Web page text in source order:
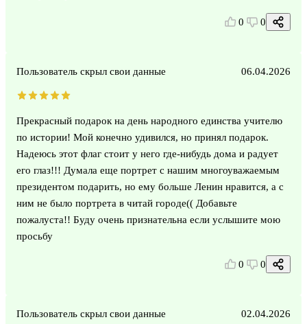
0 0
Пользователь скрыл свои данные 06.04.2026
Прекрасный подарок на день народного единства учителю
по истории! Мой конечно удивился, но принял подарок.
Надеюсь этот флаг стоит у него где-нибудь дома и радует
его глаз!!! Думала еще портрет с нашим многоуважаемым
президентом подарить, но ему больше Ленин нравится, а с
ним не было портрета в читай городе(( Добавьте
пожалуста!! Буду очень признательна если услышите мою
просьбу
0 0
Пользователь скрыл свои данные 02.04.2026